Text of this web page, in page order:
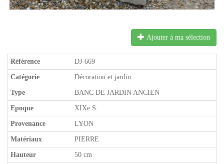
Ajouter à ma sélection
Référence DJ-669
Catégorie Décoration et jardin
Type BANC DE JARDIN ANCIEN
Epoque XIXe S.
Provenance LYON
Matériaux PIERRE
Hauteur 50 cm